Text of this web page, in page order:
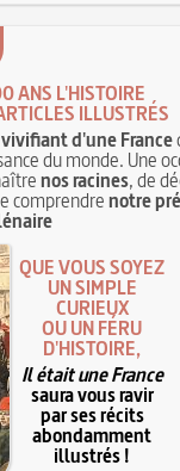
ANS L'HISTOIRE
ILLUSTRÉS
d'une France
du monde. Une
nos racines, de
comprendrenotre
QUE VOUS SOYEZ
UN SIMPLE
CURIEUX
OU UN FÉRU
D'HISTOIRE,
Il était une France
saura vous ravir
par ses récits
abondamment
illustrés !